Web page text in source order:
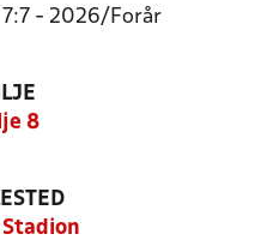
7:7 - 2026/Forår
8
Stadion